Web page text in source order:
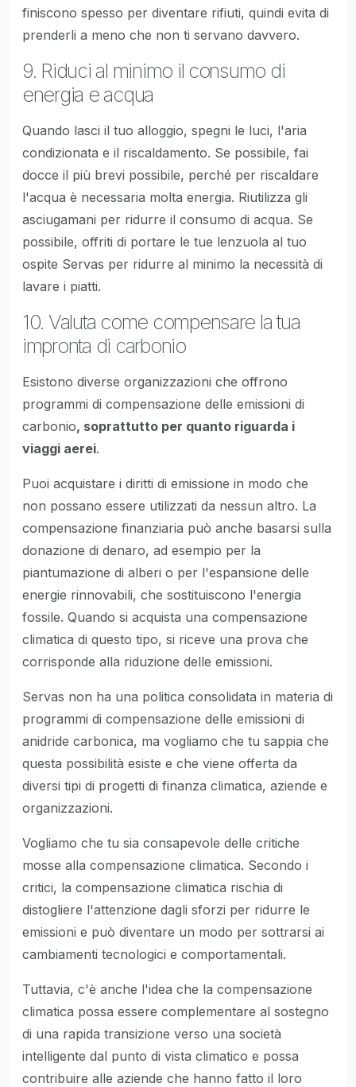
finiscono spesso per diventare rifiuti, quindi evita di
prenderli a meno che non ti servano davvero.
9. Riduci al minimo il consumo di
energia e acqua
Quando lasci il tuo alloggio, spegni le luci, l'aria
condizionata e il riscaldamento. Se possibile, fai
docce il più brevi possibile, perché per riscaldare
l'acqua è necessaria molta energia. Riutilizza gli
asciugamani per ridurre il consumo di acqua. Se
possibile, offriti di portare le tue lenzuola al tuo
ospite Servas per ridurre al minimo la necessità di
lavare i piatti.
10. Valuta come compensare la tua
impronta di carbonio
Esistono diverse organizzazioni che offrono
programmi di compensazione delle emissioni di
carbonio, soprattutto per quanto riguarda i
viaggi aerei.
Puoi acquistare i diritti di emissione in modo che
non possano essere utilizzati da nessun altro. La
compensazione finanziaria può anche basarsi sulla
donazione di denaro, ad esempio per la
piantumazione di alberi o per l'espansione delle
energie rinnovabili, che sostituiscono l'energia
fossile. Quando si acquista una compensazione
climatica di questo tipo, si riceve una prova che
corrisponde alla riduzione delle emissioni.
Servas non ha una politica consolidata in materia di
programmi di compensazione delle emissioni di
anidride carbonica, ma vogliamo che tu sappia che
questa possibilità esiste e che viene offerta da
diversi tipi di progetti di finanza climatica, aziende e
organizzazioni.
Vogliamo che tu sia consapevole delle critiche
mosse alla compensazione climatica. Secondo i
critici, la compensazione climatica rischia di
distogliere l'attenzione dagli sforzi per ridurre le
emissioni e può diventare un modo per sottrarsi ai
cambiamenti tecnologici e comportamentali.
Tuttavia, c'è anche l'idea che la compensazione
climatica possa essere complementare al sostegno
di una rapida transizione verso una società
intelligente dal punto di vista climatico e possa
contribuire alle aziende che hanno fatto il loro